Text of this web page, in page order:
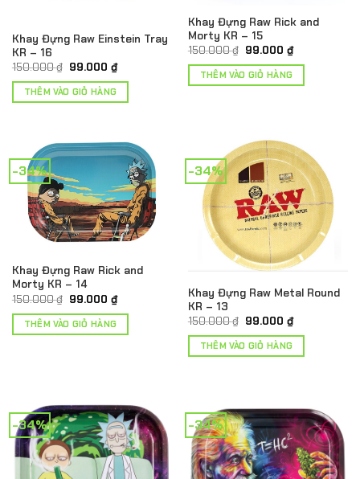
Khay Đựng Raw Einstein Tray
KR – 16
150.000₫ Giá
là:
150.000 ₫.
99.000 ₫Giá
hiện
tại
là:
THÊM VÀO GIỎ HÀNG
Khay Đựng Raw Rick and
Morty KR – 15
150.000₫ Giá
là:
150.000 ₫.
99.000 ₫Giá
hiện
tại
là:
THÊM VÀO GIỎ HÀNG
-34%
Khay Đựng Raw Rick and
Morty KR – 14
150.000₫ Giá
là:
150.000 ₫.
99.000 ₫Giá
hiện
tại
là:
THÊM VÀO GIỎ HÀNG
-34%
Khay Đựng Raw Metal Round
KR – 13
150.000₫ Giá
là:
150.000 ₫.
99.000 ₫Giá
hiện
tại
là:
THÊM VÀO GIỎ HÀNG
-34% -34%